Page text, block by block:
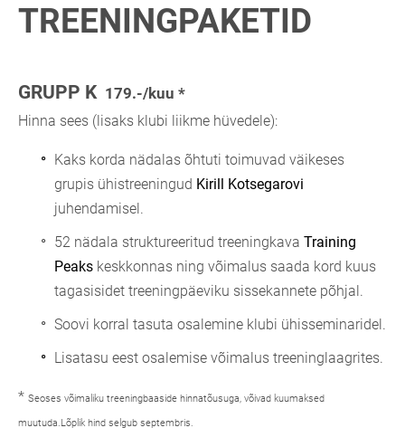
TREENINGPAKETID
GRUPP K 179.-/kuu *
Hinna sees (lisaks klubi liikme hüvedele):
Kaks korda nädalas õhtuti toimuvad väikeses
grupis ühistreeningud Kirill Kotsegarovi
juhendamisel.
52 nädala struktureeritud treeningkava Training
Peaks keskkonnas ning võimalus saada kord kuus
tagasisidet treeningpäeviku sissekannete põhjal.
Soovi korral tasuta osalemine klubi ühisseminaridel.
Lisatasu eest osalemise võimalus treeninglaagrites.
* Seoses võimaliku treeningbaaside hinnatõusuga, võivad kuumaksed
muutuda.Lõplik hind selgub septembris.